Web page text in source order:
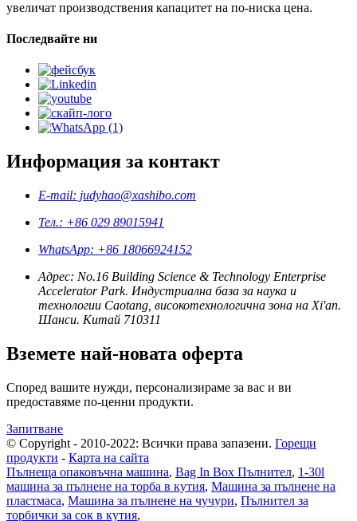
увеличат производствения капацитет на по-ниска цена.
Последвайте ни
Информация за контакт
E-mail: judyhao@xashibo.com
Тел.: +86 029 89015941
WhatsApp: +86 18066924152
Адрес: No.16 Building Science & Technology Enterprise
Accelerator Park. Индустриална база за наука и
технологии Caotang, високотехнологична зона на Xi'an.
Шанси. Китай 710311
Вземете най-новата оферта
Според вашите нужди, персонализираме за вас и ви
предоставяме по-ценни продукти.
Запитване
© Copyright - 2010-2022: Всички права запазени. Горещи
продукти - Карта на сайта
Пълнеща опаковъчна машина, Bag In Box Пълнител, 1-30l
машина за пълнене на торба в кутия, Машина за пълнене на
пластмаса, Машина за пълнене на чучури, Пълнител за
торбички за сок в кутия,